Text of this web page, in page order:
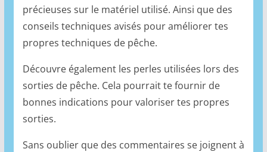
précieuses sur le matériel utilisé. Ainsi que des
conseils techniques avisés pour améliorer tes
propres techniques de pêche.
Découvre également les perles utilisées lors des
sorties de pêche. Cela pourrait te fournir de
bonnes indications pour valoriser tes propres
sorties.
Sans oublier que des commentaires se joignent à